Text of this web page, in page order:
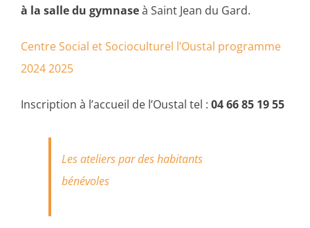
à la salle du gymnaseà Saint Jean du Gard.
Centre Social et Socioculturel l’Oustal programme
2024 2025
Inscription à l’accueil de l’Oustal tel : 04 66 85 19 55
Les ateliers par des habitants
bénévoles